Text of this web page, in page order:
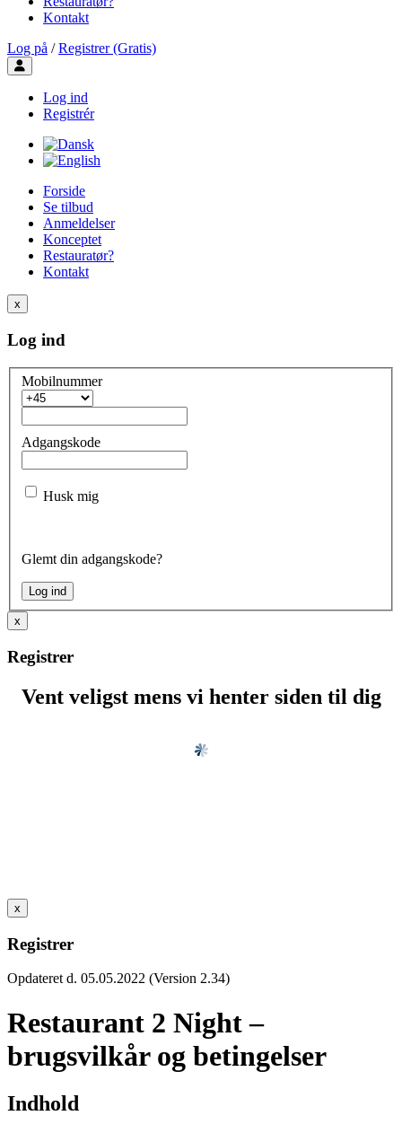
Kontakt
Log på / Registrer (Gratis)
Toggle user menu
Log ind
Registrér
Forside
Se tilbud
Anmeldelser
Konceptet
Restauratør?
Kontakt
x
Log ind
Mobilnummer
Adgangskode
Husk mig
Glemt din adgangskode?
x
Registrer
Vent veligst mens vi henter siden til dig
x
Registrer
Opdateret d. 05.05.2022 (Version 2.34)
Restaurant 2 Night –
brugsvilkår og betingelser
Indhold